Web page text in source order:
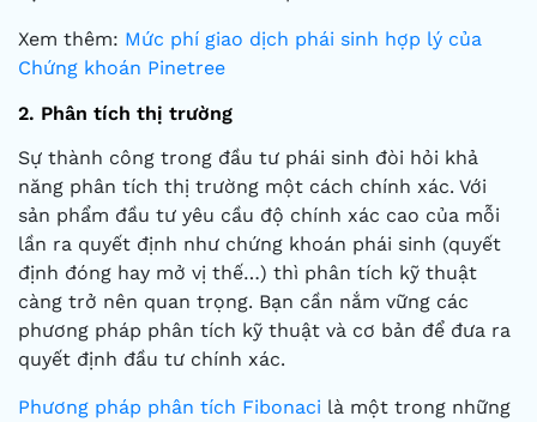
Xem thêm: Mức phí giao dịch phái sinh hợp lý của
Chứng khoán Pinetree
2. Phân tích thị trường
Sự thành công trong đầu tư phái sinh đòi hỏi khả
năng phân tích thị trường một cách chính xác. Với
sản phẩm đầu tư yêu cầu độ chính xác cao của mỗi
lần ra quyết định như chứng khoán phái sinh (quyết
định đóng hay mở vị thế…) thì phân tích kỹ thuật
càng trở nên quan trọng. Bạn cần nắm vững các
phương pháp phân tích kỹ thuật và cơ bản để đưa ra
quyết định đầu tư chính xác.
Phương pháp phân tích Fibonaci là một trong những